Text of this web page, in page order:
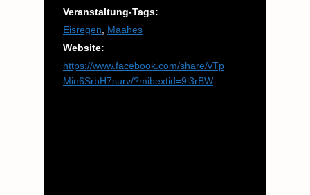
Veranstaltung-Tags:
Eisregen
Maahes
Website:
https://www.facebook.com/share/vTp
Min6SrbH7surv/?mibextid=9l3rBW